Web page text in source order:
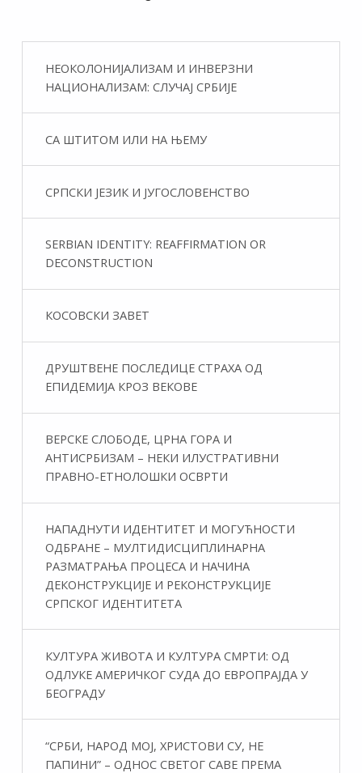
НЕОКОЛОНИЈАЛИЗАМ И ИНВЕРЗНИ
НАЦИОНАЛИЗАМ: СЛУЧАЈ СРБИЈЕ
СА ШТИТОМ ИЛИ НА ЊЕМУ
СРПСКИ ЈЕЗИК И ЈУГОСЛОВЕНСТВО
SERBIAN IDENTITY: REAFFIRMATION OR
DECONSTRUCTION
КОСОВСКИ ЗАВЕТ
ДРУШТВЕНЕ ПОСЛЕДИЦЕ СТРАХА ОД
ЕПИДЕМИЈА КРОЗ ВЕКОВЕ
ВЕРСКЕ СЛОБОДЕ, ЦРНА ГОРА И
АНТИСРБИЗАМ – НЕКИ ИЛУСТРАТИВНИ
ПРАВНО-ЕТНОЛОШКИ ОСВРТИ
НАПАДНУТИ ИДЕНТИТЕТ И МОГУЋНОСТИ
ОДБРАНЕ – МУЛТИДИСЦИПЛИНАРНА
РАЗМАТРАЊА ПРОЦЕСА И НАЧИНА
ДЕКОНСТРУКЦИЈЕ И РЕКОНСТРУКЦИЈЕ
СРПСКОГ ИДЕНТИТЕТА
КУЛТУРА ЖИВОТА И КУЛТУРА СМРТИ: ОД
ОДЛУКЕ АМЕРИЧКОГ СУДА ДО ЕВРОПРАЈДА У
БЕОГРАДУ
“СРБИ, НАРОД МОЈ, ХРИСТОВИ СУ, НЕ
ПАПИНИ” – ОДНОС СВЕТОГ САВЕ ПРЕМА